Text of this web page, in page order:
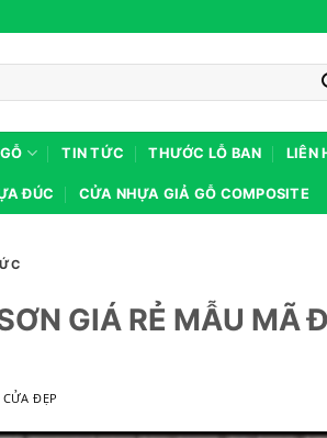
TIN TỨC THƯỚC LỖ BAN LIÊN
ĐÚC CỬA NHỰA GIẢ GỖ COMPOSITE
GIÁ RẺ MẪU MÃ
ĐẸP